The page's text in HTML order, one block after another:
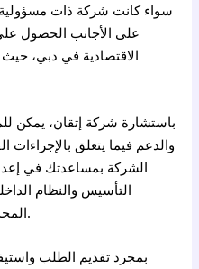
سواء كانت شركة ذات
على الأجانب الحصول
الاقتصادية في دبي،
باستشارة شركة إتقان، يمكن
والدعم فيما يتعلق بالإجراءات
الشركة بمساعدتك في
التأسيس والنظام
المحدثة حول القوانين واللوائح المحلية.
بمجرد تقديم الطلب